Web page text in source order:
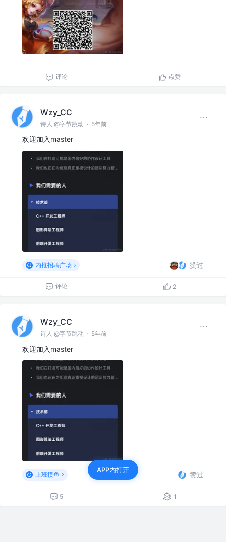
评论 点赞
Wzy_CC
诗人 @字节跳动 · 5年前
欢迎加入master
内推招聘广场 赞过
评论 2
Wzy_CC
诗人 @字节跳动 · 5年前
欢迎加入master
上班摸鱼 赞过
5 1
APP内打开